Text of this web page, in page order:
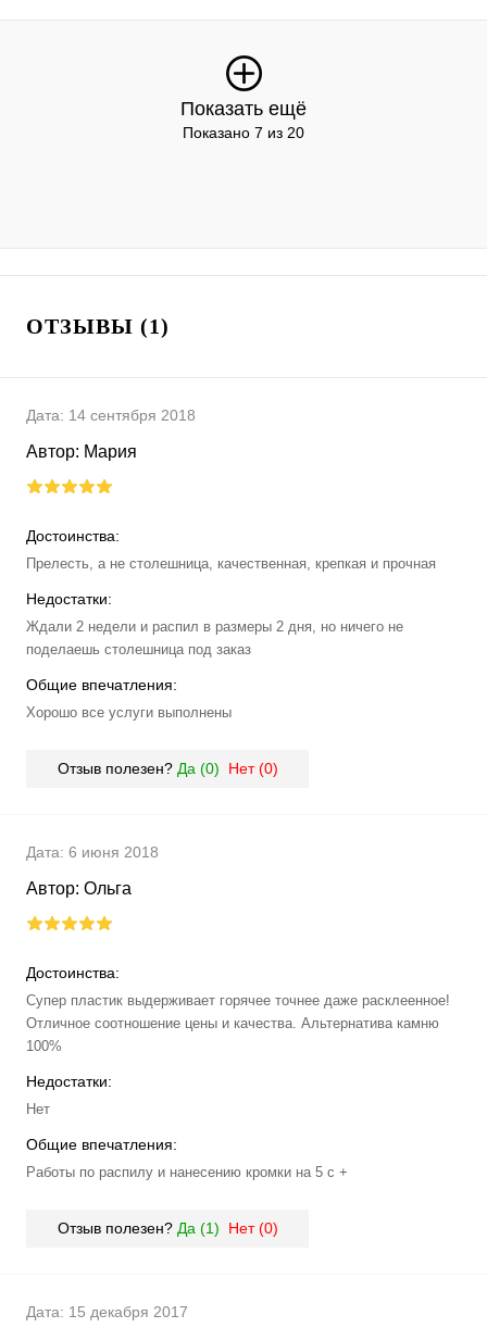
Показать ещё
Показано 7 из 20
ОТЗЫВЫ (1)
Дата: 14 сентября 2018
Автор: Мария
Достоинства:
Прелесть, а не столешница, качественная, крепкая и прочная
Недостатки:
Ждали 2 недели и распил в размеры 2 дня, но ничего не
поделаешь столешница под заказ
Общие впечатления:
Хорошо все услуги выполнены
Отзыв полезен? Да (0) Нет (0)
Дата: 6 июня 2018
Автор: Ольга
Достоинства:
Супер пластик выдерживает горячее точнее даже расклеенное!
Отличное соотношение цены и качества. Альтернатива камню
100%
Недостатки:
Нет
Общие впечатления:
Работы по распилу и нанесению кромки на 5 с +
Отзыв полезен? Да (1) Нет (0)
Дата: 15 декабря 2017